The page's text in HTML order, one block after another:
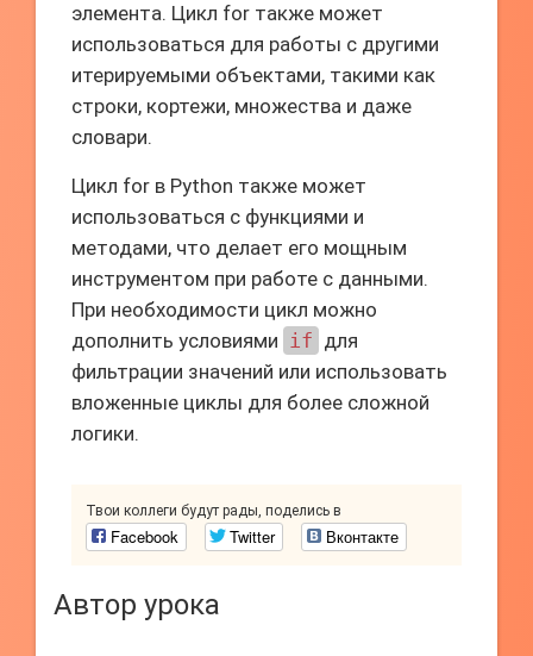
элемента. Цикл for также может
использоваться для работы с другими
итерируемыми объектами, такими как
строки, кортежи, множества и даже
словари.
Цикл for в Python также может
использоваться с функциями и
методами, что делает его мощным
инструментом при работе с данными.
При необходимости цикл можно
дополнить условиями if для
фильтрации значений или использовать
вложенные циклы для более сложной
логики.
Твои коллеги будут рады, поделись в
Facebook Twitter Вконтакте
Автор урока